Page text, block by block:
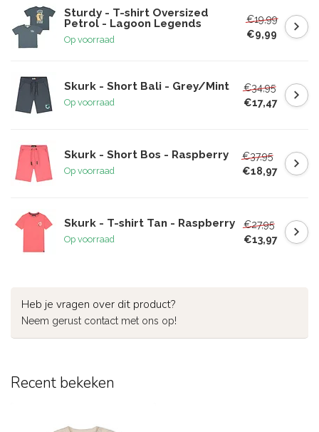
Sturdy - T-shirt Oversized
Petrol - Lagoon Legends
Op voorraad
€19,99
€9,99
Skurk - Short Bali - Grey/Mint
Op voorraad
€34,95
€17,47
Skurk - Short Bos - Raspberry
Op voorraad
€37,95
€18,97
Skurk - T-shirt Tan - Raspberry
Op voorraad
€27,95
€13,97
Heb je vragen over dit product?
Neem gerust contact met ons op!
Recent bekeken